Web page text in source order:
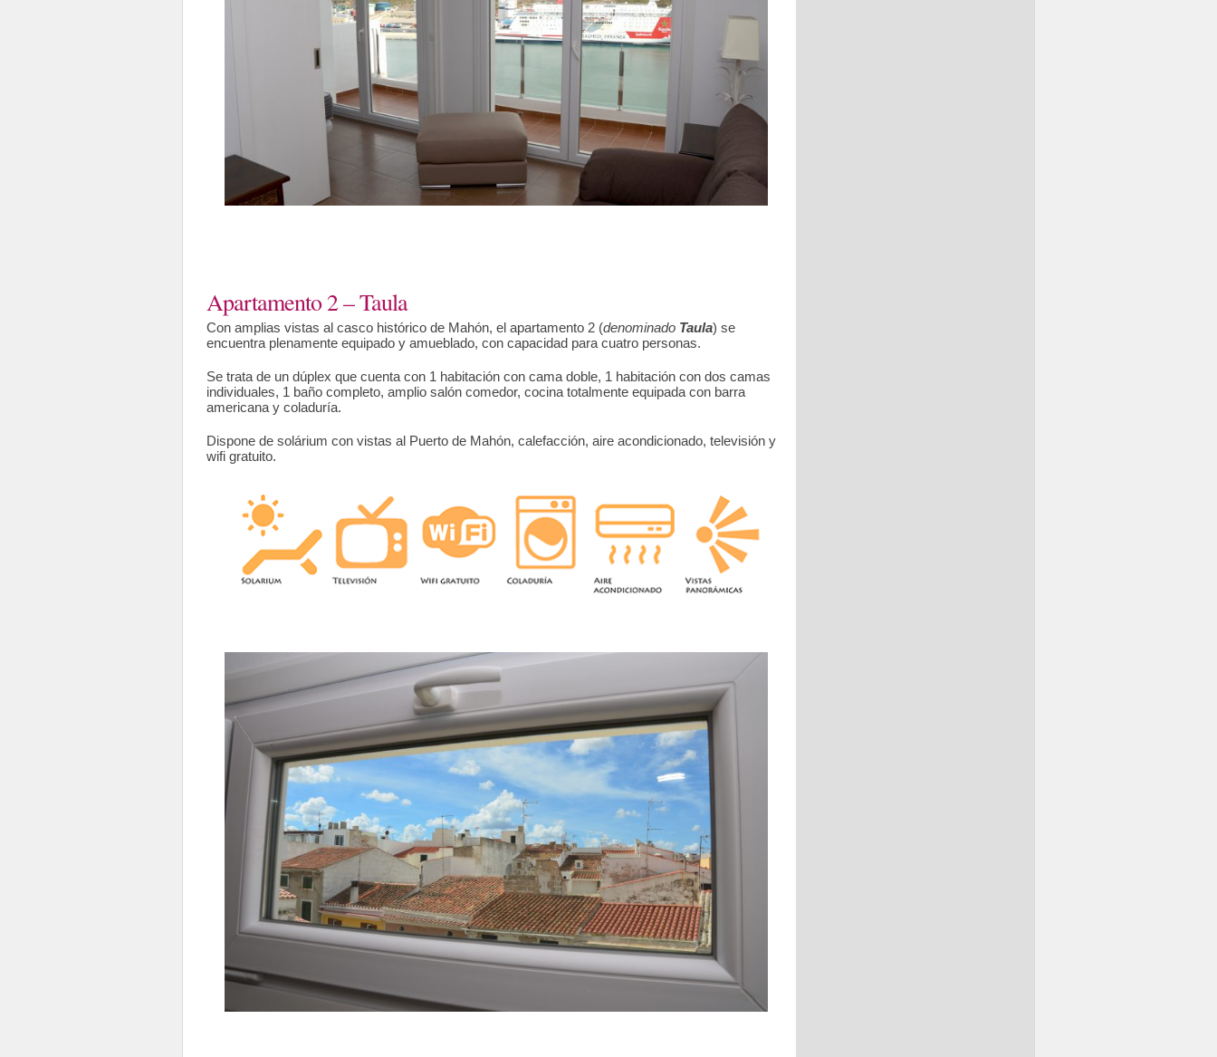
Apartamento 2 – Taula
Con amplias vistas al casco histórico de Mahón, el apartamento 2 (denominado Taula) se
encuentra plenamente equipado y amueblado, con capacidad para cuatro personas.
Se trata de un dúplex que cuenta con 1 habitación con cama doble, 1 habitación con dos camas
individuales, 1 baño completo, amplio salón comedor, cocina totalmente equipada con barra
americana y coladuría.
Dispone de solárium con vistas al Puerto de Mahón, calefacción, aire acondicionado, televisión y
wifi gratuito.